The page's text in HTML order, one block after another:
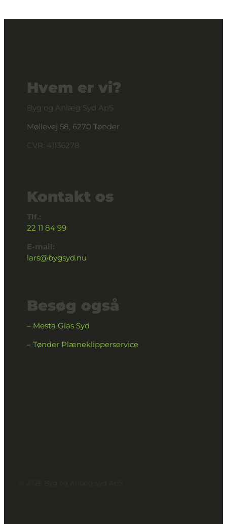
Hvem er vi?
Byg og Anlæg Syd ApS
Møllevej 58, 6270 Tønder
CVR: 41136278
Kontakt os
Tlf.:
22 11 84 99
E-mail:
lars@bygsyd.nu
Besøg også
– Mesta Glas Syd
– Tønder Plæneklipperservice